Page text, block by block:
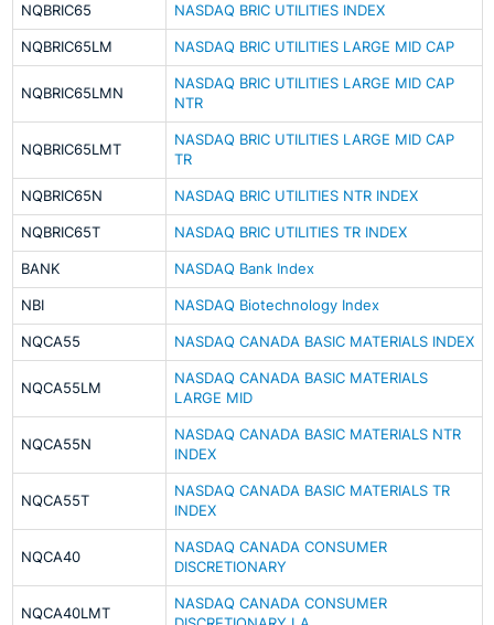
NQBRIC65 NASDAQ BRIC UTILITIES INDEX
NQBRIC65LM NASDAQ BRIC UTILITIES LARGE MID CAP
NQBRIC65LMN
NASDAQ BRIC UTILITIES LARGE MID CAP
NTR
NQBRIC65LMT
NASDAQ BRIC UTILITIES LARGE MID CAP
TR
NQBRIC65N NASDAQ BRIC UTILITIES NTR INDEX
NQBRIC65T NASDAQ BRIC UTILITIES TR INDEX
BANK NASDAQ Bank Index
NBI NASDAQ Biotechnology Index
NQCA55 NASDAQ CANADA BASIC MATERIALS INDEX
NQCA55LM
NASDAQ CANADA BASIC MATERIALS
LARGE MID
NQCA55N
NASDAQ CANADA BASIC MATERIALS NTR
INDEX
NQCA55T
NASDAQ CANADA BASIC MATERIALS TR
INDEX
NQCA40
NASDAQ CANADA CONSUMER
DISCRETIONARY
NQCA40LMT
NASDAQ CANADA CONSUMER